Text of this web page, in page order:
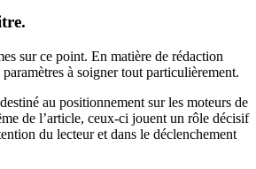
sur ce point. En matière de rédaction
à soigner tout particulièrement.
au positionnement sur les moteurs de
de l’article, ceux-ci jouent un rôle décisif
du lecteur et dans le déclenchement